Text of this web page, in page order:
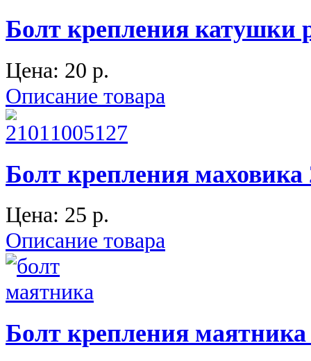
Болт крепления катушки
Цена: 20 p.
Описание товара
Болт крепления
Цена: 25 p.
Описание товара
Болт крепления